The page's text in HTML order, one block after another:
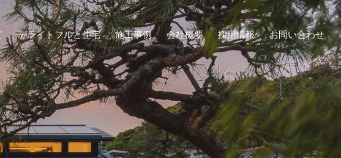
デライトフルと住宅 施工事例 会社概要 採用情報 お問い合わせ